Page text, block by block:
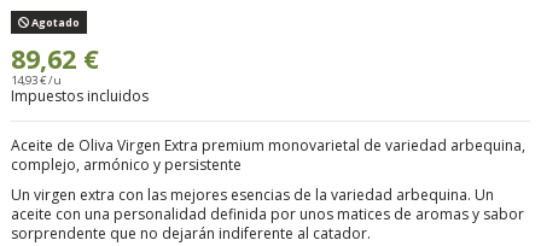
Agotado
89,62 €
14,93 € /u
Impuestos incluidos
Aceite de Oliva Virgen Extra premium monovarietal de variedad arbequina,
complejo, armónico y persistente
Un virgen extra con las mejores esencias de la variedad arbequina. Un
aceite con una personalidad definida por unos matices de aromas y sabor
sorprendente que no dejarán indiferente al catador.